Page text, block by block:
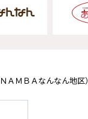
ＡＭＢＡなんなん地区）